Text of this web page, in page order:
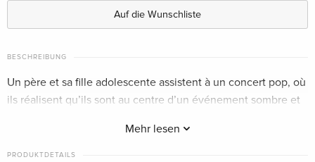
Englisch · US Version
Standard Edition
Französisch
EUR 33,99
ray — (ausgewählt)
Auf die Wunschliste
BESCHREIBUNG
Mehr lesen
Un père et sa fille adolescente assistent à un concert pop, où
ils réalisent qu’ils sont au centre d’un événement sombre et
PRODUKTDETAILS